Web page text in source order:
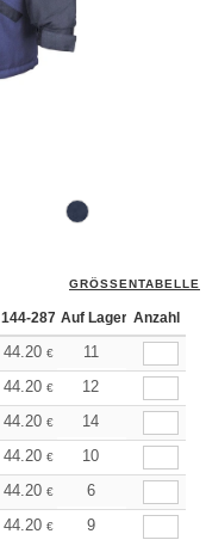
GRÖSSENTABELLE
144-287 288 + Mehr
Auf Lager Anzahl
44.20 € 43.42
11
44.20 € 43.42
12
44.20 € 43.42
14
44.20 € 43.42
10
44.20 € 43.42
6
44.20 € 43.42
9